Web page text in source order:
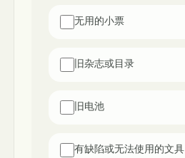
无用的小票
旧杂志或目录
旧电池
有缺陷或无法使用的文具